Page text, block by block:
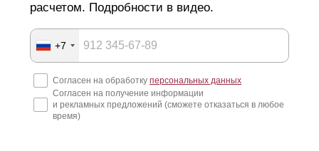
расчетом. Подробности в видео.
+7
Согласен на обработку персональных данных
Согласен на получение информации
и рекламных предложений (сможете отказаться в любое
время)